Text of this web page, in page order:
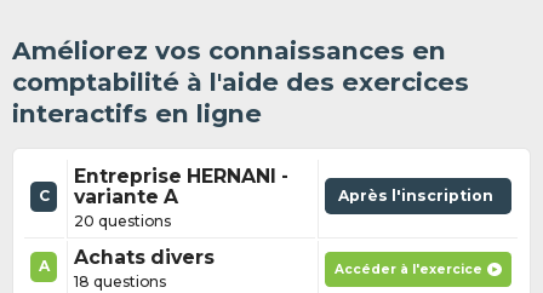
Améliorez vos connaissances en
comptabilité à l'aide des exercices
interactifs en ligne
C
Entreprise HERNANI -
variante A
20 questions
Après l'inscription
A Achats divers
18 questions
Accéder à l'exercice